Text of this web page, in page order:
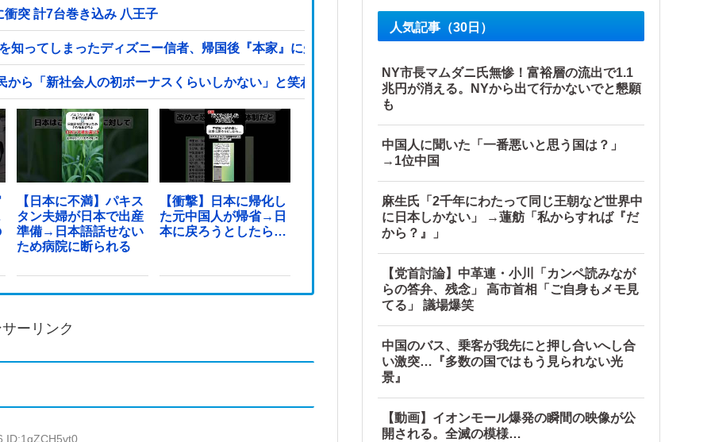
突 計7台巻き込み 八王子
ってしまったディズニー信者、帰国後『本家』に失望する事態に
ら「新社会人の初ボーナスくらいしかない」と笑われる他
【日本に不満】パキス
タン夫婦が日本で出産
準備→日本語話せない
ため病院に断られる
【衝撃】日本に帰化し
た元中国人が帰省→日
本に戻ろうとしたら…
ーリンク
ID:1gZCH5vt0
人気記事（30日）
NY市長マムダニ氏無惨！富裕層の流出で1.1
兆円が消える。NYから出て行かないでと懇願
も
中国人に聞いた「一番悪いと思う国は？」
→1位中国
麻生氏「2千年にわたって同じ王朝など世界中
に日本しかない」 →蓮舫「私からすれば『だ
から？』」
【党首討論】中革連・小川「カンペ読みなが
らの答弁、残念」 高市首相「ご自身もメモ見
てる」 議場爆笑
中国のバス、乗客が我先にと押し合いへし合
い激突…『多数の国ではもう見られない光
景』
【動画】イオンモール爆発の瞬間の映像が公
開される。全滅の模様…